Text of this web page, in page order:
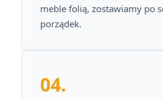
meble folią, zostawiamy po
porządek.
04.